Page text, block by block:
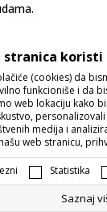
stranica koristi
(cookies) da
funkcioniše i da
web lokaciju kako
medija i
web stranicu,
Statistika
Saznaj